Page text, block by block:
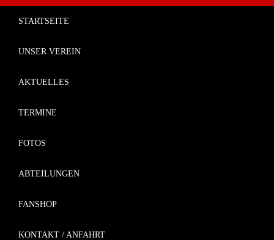
STARTSEITE
UNSER VEREIN
AKTUELLES
TERMINE
FOTOS
ABTEILUNGEN
FANSHOP
KONTAKT / ANFAHRT